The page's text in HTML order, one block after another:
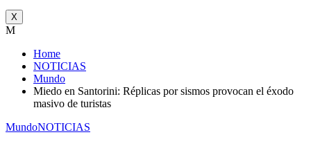
X
M
Home
NOTICIAS
Mundo
Miedo en Santorini: Réplicas por sismos provocan el éxodo
masivo de turistas
MundoNOTICIAS